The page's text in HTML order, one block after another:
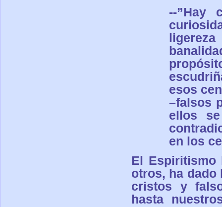
--”Hay
esos
–falsos
ellos
en los
El Espiritismo
otros, ha
cristos y
hasta